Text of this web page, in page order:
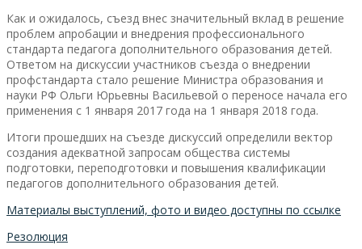
Как и ожидалось, съезд внес значительный вклад в решение
проблем апробации и внедрения профессионального
стандарта педагога дополнительного образования детей.
Ответом на дискуссии участников съезда о внедрении
профстандарта стало решение Министра образования и
науки РФ Ольги Юрьевны Васильевой о переносе начала его
применения с 1 января 2017 года на 1 января 2018 года.
Итоги прошедших на съезде дискуссий определили вектор
создания адекватной запросам общества системы
подготовки, переподготовки и повышения квалификации
педагогов дополнительного образования детей.
Материалы выступлений, фото и видео доступны по ссылке
Резолюция